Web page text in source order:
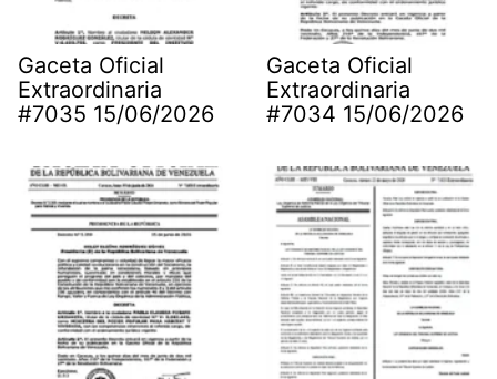
Gaceta Oficial
Extraordinaria
#7035 15/06/2026
Gaceta Oficial
Extraordinaria
#7034 15/06/2026